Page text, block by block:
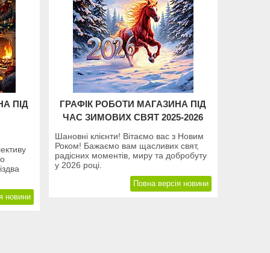
ПІД
новини
ГРАФІК РОБОТИ МАГАЗИНА ПІД
ЧАС ЗИМОВИХ СВЯТ 2025-2026
Шановні клієнти! Вітаємо вас з Новим
Роком! Бажаємо вам щасливих свят,
радісних моментів, миру та добробуту
у 2026 році.
Повна версія новини